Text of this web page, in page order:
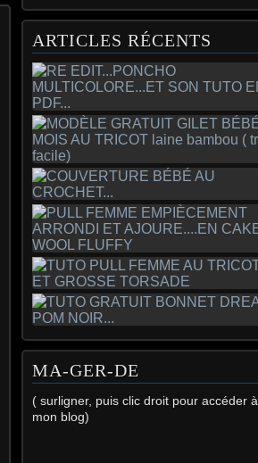
ARTICLES RÉCENTS
MA-GER-DE
( surligner, puis clic droit pour accéder à
mon blog)